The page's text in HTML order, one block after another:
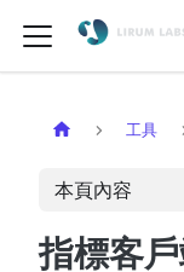
工具
本頁內容
指標客